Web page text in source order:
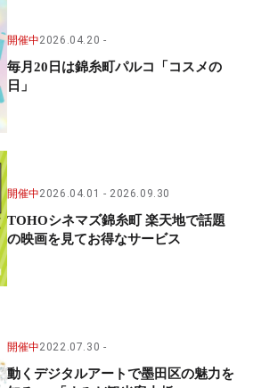
開催中2026.04.20
毎月20日は錦糸町パルコ「コスメの
日」
開催中2026.04.01 2026.09.30
TOHOシネマズ錦糸町 楽天地で話題
の映画を見てお得なサービス
開催中2022.07.30
動くデジタルアートで墨田区の魅力を